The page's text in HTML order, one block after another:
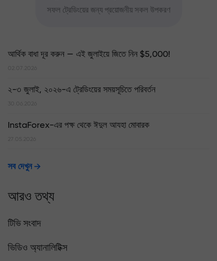
সফল ট্রেডিংয়ের জন্য প্রয়োজনীয় সকল উপকরণ
আর্থিক বাধা দূর করুন — এই জুলাইয়ে জিতে নিন $5,000!
02.07.2026
২-৩ জুলাই, ২০২৬-এ ট্রেডিংয়ের সময়সূচিতে পরিবর্তন
30.06.2026
InstaForex-এর পক্ষ থেকে ঈদুল আযহা মোবারক
27.05.2026
সব দেখুন
আরও তথ্য
টিভি সংবাদ
ভিডিও অ্যানালিটিক্স